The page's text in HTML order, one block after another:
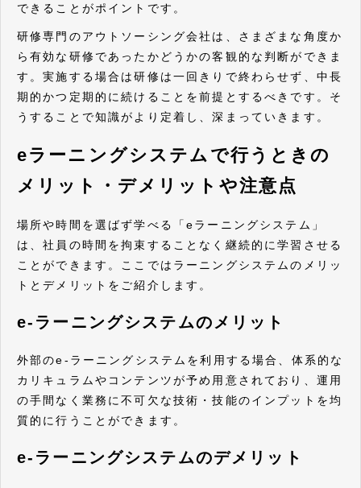
できることがポイントです。
研修専門のアウトソーシング会社は、さまざまな角度か
ら有効な研修であったかどうかの客観的な判断ができま
す。実施する場合は研修は一回きりで終わらせず、中長
期的かつ定期的に続けることを前提とするべきです。そ
うすることで知識がより定着し、深まっていきます。
eラーニングシステムで行うときの
メリット・デメリットや注意点
場所や時間を選ばず学べる「eラーニングシステム」
は、社員の時間を拘束することなく継続的に学習させる
ことができます。ここではラーニングシステムのメリッ
トとデメリットをご紹介します。
e-ラーニングシステムのメリット
外部のe-ラーニングシステムを利用する場合、体系的な
カリキュラムやコンテンツが予め用意されており、運用
の手間なく業務に不可欠な技術・技能のインプットを均
質的に行うことができます。
e-ラーニングシステムのデメリット